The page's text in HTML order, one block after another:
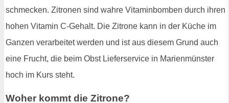
schmecken. Zitronen sind wahre Vitaminbomben durch ihren
hohen Vitamin C-Gehalt. Die Zitrone kann in der Küche im
Ganzen verarbeitet werden und ist aus diesem Grund auch
eine Frucht, die beim Obst Lieferservice in Marienmünster
hoch im Kurs steht.
Woher kommt die Zitrone?